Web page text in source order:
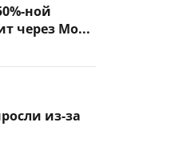
ной
через Мо...
из-за